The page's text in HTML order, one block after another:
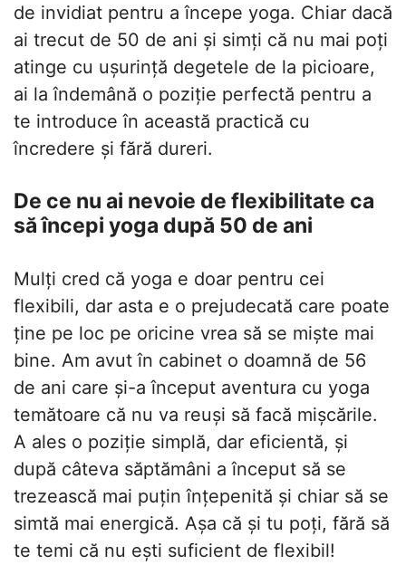
de invidiat pentru a începe yoga. Chiar dacă
ai trecut de 50 de ani și simți că nu mai poți
atinge cu ușurință degetele de la picioare,
ai la îndemână o poziție perfectă pentru a
te introduce în această practică cu
încredere și fără dureri.
De ce nu ai nevoie de flexibilitate ca
să începi yoga după 50 de ani
Mulți cred că yoga e doar pentru cei
flexibili, dar asta e o prejudecată care poate
ține pe loc pe oricine vrea să se miște mai
bine. Am avut în cabinet o doamnă de 56
de ani care și-a început aventura cu yoga
temătoare că nu va reuși să facă mișcările.
A ales o poziție simplă, dar eficientă, și
după câteva săptămâni a început să se
trezească mai puțin înțepenită și chiar să se
simtă mai energică. Așa că și tu poți, fără să
te temi că nu ești suficient de flexibil!